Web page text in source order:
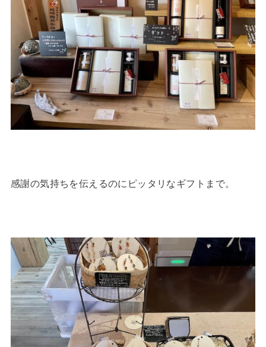
感謝の気持ちを伝えるのにピッタリなギフトまで。